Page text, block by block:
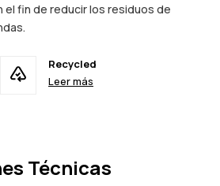
fin de reducir los residuos de
Recycled
Leer más
Técnicas